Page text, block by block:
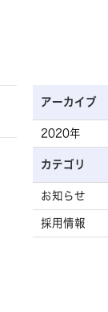
アーカイブ
2020年
カテゴリ
お知らせ
採用情報